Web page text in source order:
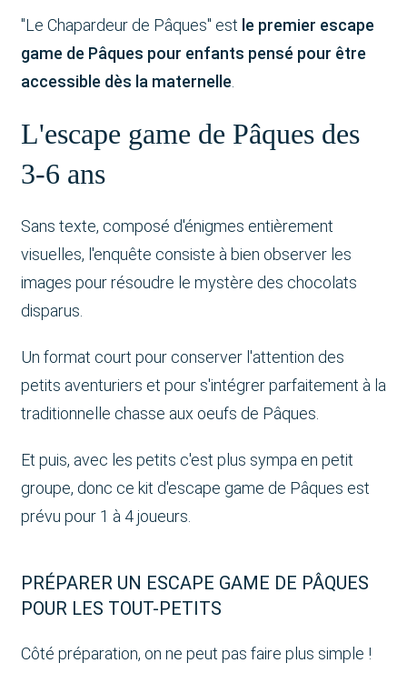
"Le Chapardeur de Pâques" est le premier escape
game de Pâques pour enfants pensé pour être
accessible dès la maternelle
L'escape game de Pâques des
3-6 ans
Sans texte, composé d'énigmes entièrement
visuelles, l'enquête consiste à bien observer les
images pour résoudre le mystère des chocolats
disparus.
Un format court pour conserver l'attention des
petits aventuriers et pour s'intégrer parfaitement à la
traditionnelle chasse aux oeufs de Pâques.
Et puis, avec les petits c'est plus sympa en petit
groupe, donc ce kit d'escape game de Pâques est
prévu pour 1 à 4 joueurs.
PRÉPARER UN ESCAPE GAME DE PÂQUES
POUR LES TOUT-PETITS
Côté préparation, on ne peut pas faire plus simple !